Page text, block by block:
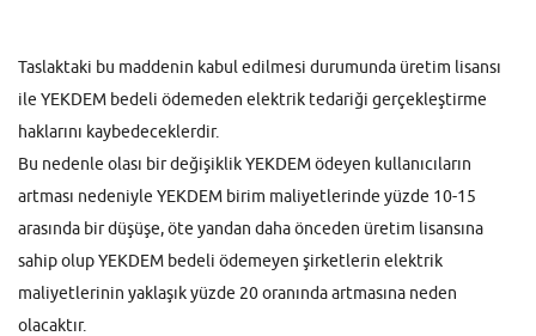
Taslaktaki bu maddenin kabul edilmesi durumunda üretim lisansı
ile YEKDEM bedeli ödemeden elektrik tedariği gerçekleştirme
haklarını kaybedeceklerdir.
Bu nedenle olası bir değişiklik YEKDEM ödeyen kullanıcıların
artması nedeniyle YEKDEM birim maliyetlerinde yüzde 10-15
arasında bir düşüşe, öte yandan daha önceden üretim lisansına
sahip olup YEKDEM bedeli ödemeyen şirketlerin elektrik
maliyetlerinin yaklaşık yüzde 20 oranında artmasına neden
olacaktır.